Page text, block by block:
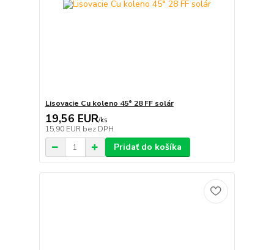
Lisovacie Cu koleno 45° 28 FF solár
19,56 EUR/ks
15,90 EUR bez DPH
Pridať do košíka